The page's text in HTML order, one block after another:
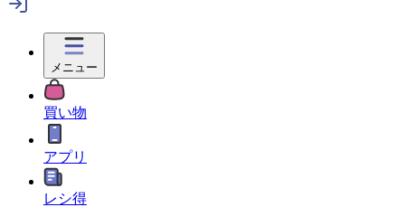
メニュー
買い物
アプリ
レシ得